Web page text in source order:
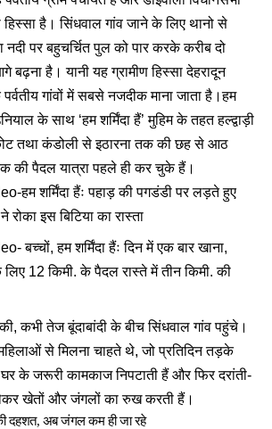
हिस्सा है। सिंधवाल गांव जाने के लिए थानो से
नदी पर बहुचर्चित पुल को पार करके करीब दो
बढ़ना है। यानी यह ग्रामीण हिस्सा देहरादून
गांवों में सबसे नजदीक माना जाता है।हम
के साथ ‘हम शर्मिंदा हैं’ मुहिम के तहत हल्द्वाड़ी
तथा कंडोली से इठारना तक की छह से आठ
की पैदल यात्रा पहले ही कर चुके हैं।
हम शर्मिंदा हैंः पहाड़ की पगडंडी पर लड़ते हुए
रोका इस बिटिया का रास्ता
बच्चों, हम शर्मिंदा हैंः दिन में एक बार खाना,
12 किमी. के पैदल रास्ते में तीन किमी. की
कभी तेज बूंदाबांदी के बीच सिंधवाल गांव पहुंचे।
से मिलना चाहते थे, जो प्रतिदिन तड़के
के जरूरी कामकाज निपटाती हैं और फिर दरांती-
खेतों और जंगलों का रुख करती हैं।
दहशत, अब जंगल कम ही जा रहे